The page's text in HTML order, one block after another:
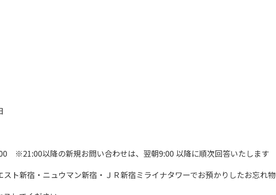
※21:00以降の新規お問い合わせは、翌朝9:00 以降に順次回答いたします
スト新宿・ニュウマン新宿・ＪＲ新宿ミライナタワーでお預かりしたお忘れ物